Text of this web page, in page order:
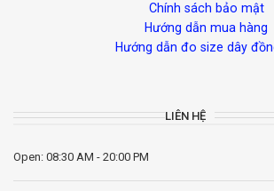
Chính sách bảo mật
Hướng dẫn mua hàng
Hướng dẫn đo size dây
LIÊN HỆ
Open: 08:30 AM - 20:00 PM